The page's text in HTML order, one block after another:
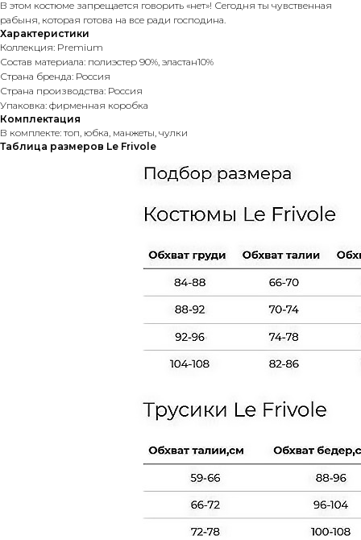
В этом костюме запрещается говорить «нет»! Сегодня ты чувственная
рабыня, которая готова на все ради господина.
Характеристики
Коллекция: Premium
Состав материала: полиэстер 90%, эластан10%
Страна бренда: Россия
Страна производства: Россия
Упаковка: фирменная коробка
Комплектация
В комплекте: топ, юбка, манжеты, чулки
Таблица размеров Le Frivole